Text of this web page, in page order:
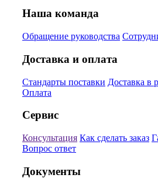
Наша команда
Обращение руководства
Доставка и оплата
Стандарты поставки Доставка в
Оплата
Сервис
Консультация Как сделать заказ
Вопрос ответ
Документы